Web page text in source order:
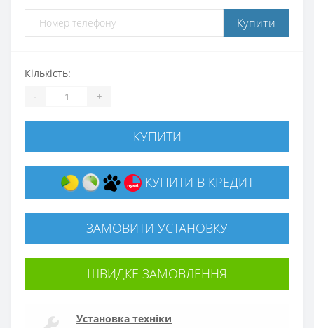
Купити
Кількість:
- +
КУПИТИ
КУПИТИ В КРЕДИТ
ЗАМОВИТИ УСТАНОВКУ
ШВИДКЕ ЗАМОВЛЕННЯ
Установка техніки